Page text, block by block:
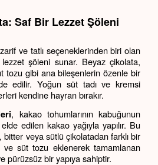
Saf Bir Lezzet Şöleni
ve tatlı seçeneklerinden biri olan
şöleni sunar. Beyaz çikolata,
tozu gibi ana bileşenlerin özenle bir
edilir. Yoğun süt tadı ve kremsi
kendine hayran bırakır.
, kakao tohumlarının kabuğunun
elde edilen kakao yağıyla yapılır. Bu
veya sütlü çikolatadan farklı bir
süt tozu eklenerek tamamlanan
pürüzsüz bir yapıya sahiptir.